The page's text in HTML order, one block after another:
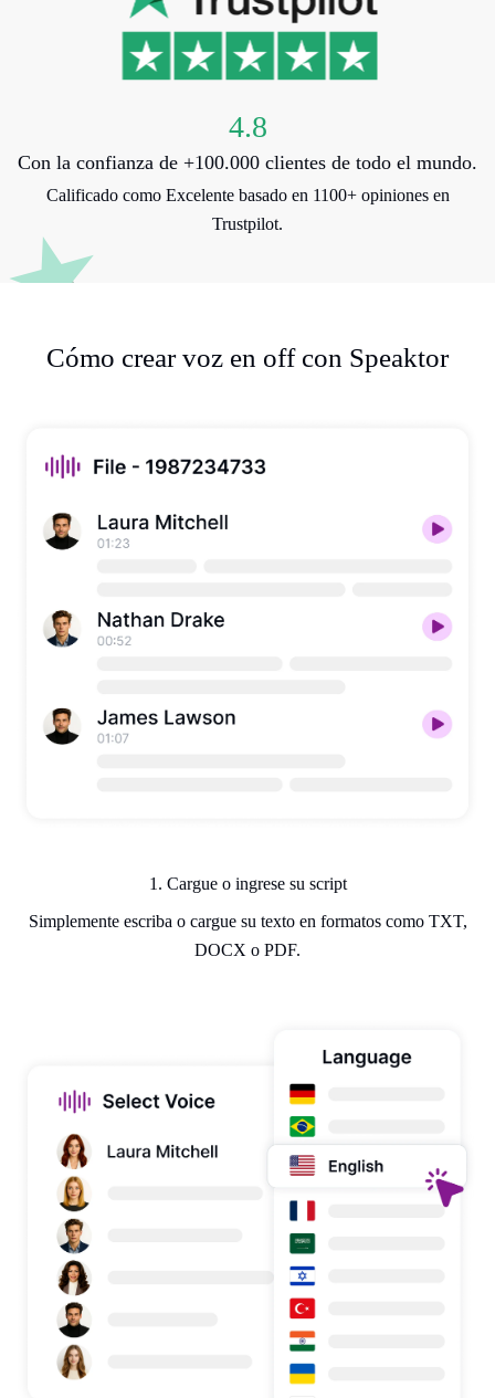
4.8
Con la confianza de +100.000 clientes de todo el mundo.
Calificado como Excelente basado en 1100+ opiniones en
Trustpilot.
Cómo crear voz en off con Speaktor
1. Cargue o ingrese su script
Simplemente escriba o cargue su texto en formatos como TXT,
DOCX o PDF.